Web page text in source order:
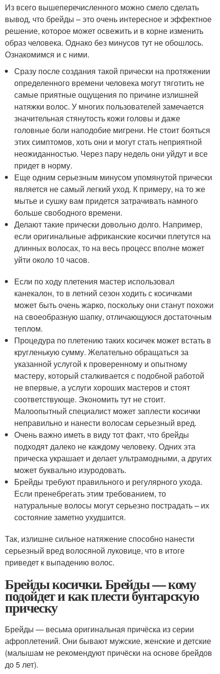
Из всего вышеперечисленного можно смело сделать
вывод, что брейды – это очень интересное и эффектное
решение, которое может освежить и в корне изменить
образ человека. Однако без минусов тут не обошлось.
Ознакомимся и с ними.
Сразу после создания такой прически на протяжении
определенного времени человека могут тяготить не
самые приятные ощущения по причине излишней
натяжки волос. У многих пользователей замечается
значительная стянутость кожи головы и даже
головные боли наподобие мигрени. Не стоит бояться
этих симптомов, хоть они и могут стать неприятной
неожиданностью. Через пару недель они уйдут и все
придет в норму.
Еще одним серьезным минусом упомянутой прически
является не самый легкий уход. К примеру, на то же
мытье и сушку вам придется затрачивать намного
больше свободного времени.
Делают такие прически довольно долго. Например,
если оригинальные африканские косички плетутся на
длинных волосах, то на весь процесс вполне может
уйти около 10 часов.
Если по ходу плетения мастер использовал
канекалон, то в летний сезон ходить с косичками
может быть очень жарко, поскольку они станут похожи
на своеобразную шапку, отличающуюся достаточным
теплом.
Процедура по плетению таких косичек может встать в
кругленькую сумму. Желательно обращаться за
указанной услугой к проверенному и опытному
мастеру, который сталкивается с подобной работой
не впервые, а услуги хороших мастеров и стоят
соответствующе. Экономить тут не стоит.
Малоопытный специалист может заплести косички
неправильно и нанести волосам серьезный вред.
Очень важно иметь в виду тот факт, что брейды
подходят далеко не каждому человеку. Одних эта
прическа украшает и делает ультрамодными, а других
может буквально изуродовать.
Брейды требуют правильного и регулярного ухода.
Если пренебрегать этим требованием, то
натуральные волосы могут серьезно пострадать – их
состояние заметно ухудшится.
Так, излишне сильное натяжение способно нанести
серьезный вред волосяной луковице, что в итоге
приведет к выпадению волос.
Брейды косички. Брейды — кому
подойдет и как плести бунтарскую
прическу
Брейды — весьма оригинальная причёска из серии
афроплетений. Они бывают мужские, женские и детские
(малышам не рекомендуют причёски на основе брейдов
до 5 лет).